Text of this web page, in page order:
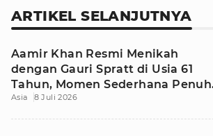
ARTIKEL SELANJUTNYA
Aamir Khan Resmi Menikah
dengan Gauri Spratt di Usia 61
Tahun, Momen Sederhana Penuh
Kehangatan
Asia 8 Juli 2026